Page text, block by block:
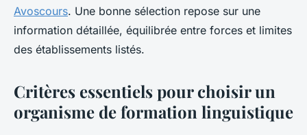
Avoscours. Une bonne sélection repose sur une
information détaillée, équilibrée entre forces et limites
des établissements listés.
Critères essentiels pour choisir un
organisme de formation linguistique